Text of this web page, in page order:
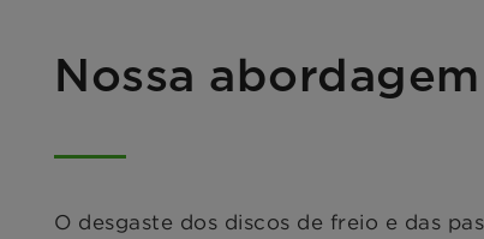
Nossa abordagem
O desgaste dos discos de freio e das